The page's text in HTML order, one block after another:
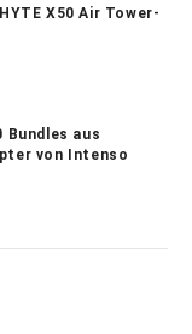
X50 Air Tower-
aus
von Intenso